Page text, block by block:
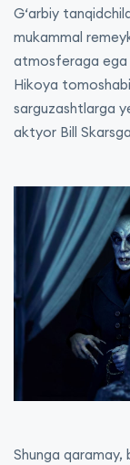
G‘arbiy
mukammal
atmosferaga ega
Hikoya
sarguzashtlarga
aktyor Bill
Shunga qaramay,